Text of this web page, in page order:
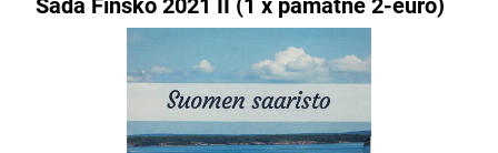
Sada Fínsko 2021 II (1 x pamätné 2-euro)